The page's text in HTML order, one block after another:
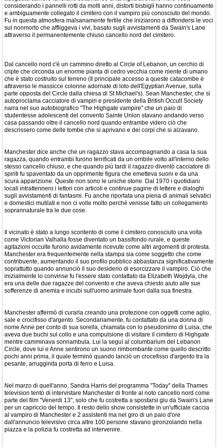
considerando i pannelli rotti da molti anni, distorti bisbigli hanno continuamente
e ambiguamente collegato il cimitero con il vampiro più conosciuto del mondo.
Fu in questa atmosfera malsanamente fertile che iniziarono a diffondersi le voci
sul nonmorto che affliggeva i vivi, basato sugli avvistamenti da Swain's Lane
attraverso il permanentemente chiuso cancello nord del cimitero.
Dal cancello nord c'è un cammino diretto al Circle of Lebanon, un cerchio di
cripte che circonda un enorme pianta di cedro vecchia come niente di umano
che è stato costruito sul terreno (Il principale accesso a queste catacombe è
attraverso le massicce colonne adornate di loto dell'Egyptian Avenue, sulla
parte opposta del Circle dalla chiesa di St Michael's). Sean Manchester, che si
autoproclama cacciatore di vampiri e presidente della British Occult Society
narra nel suo autobiografico "The Highgate vampire" che un paio di
studentesse adolescenti del convento Sainte Union stavano andando verso
casa passando oltre il cancello nord quando entrambe videro ciò che
descrissero come delle tombe che si aprivano e dei corpi che si alzavano.
Manchester dice anche che un ragazzo stava accompagnando a casa la sua
ragazza, quando entrambi furono terrificati da un orribile volto all'interno dello
stesso cancello chiuso, e che quando più tardi il ragazzo diventò cacciatore di
spiriti fu spaventato da un opprimente figura che emetteva suoni e da una
scura apparizione. Queste non sono le uniche storie. Dal 1970 i quotidiani
locali intrattennero i lettori con articoli e continue pagine di lettere e dialoghi
sugli avvistamenti di fantasmi. Fu anche riportata una piena di animali selvatici
e domestici mutilati e non ci volle molto perché venisse fatto un collegamento
soprannaturale tra le due cose.
Il vicinato è stato a lungo scontento di come il cimitero conosciuto una volta
come Victorian Valhalla fosse diventato un bassifondo rurale, e queste
agitazioni occulte furono avidamente ricevute come altri argomenti di protesta.
Manchester era frequentemente nella stampa sia come soggetto che come
contribuente, aumentando il suo profilo pubblico abbastanza significativamente
soprattutto quando annunciò il suo desiderio di esorcizzare il vampiro. Ciò che
inizialmente lo convinse fu l'essere stato contattato da Elizabeth Wojdyla, che
era una delle due ragazze del convento e che aveva chiesto aiuto alle sue
sofferenze di anemia e incubi sull'uomo animale fuori dalla sua finestra.
Manchester affermò di curarla creando una protezione con oggetti come aglio,
sale e crocifisso d'argento. Secondariamente, fu contattato da una donna di
nome Anne per conto di sua sorella, chiamata con lo pseudonimo di Luisa, che
aveva due buchi sul collo e una compulsione di visitare il cimitero di Highgate
mentre camminava sonnambula. Lui la seguì al columbarium del Lebanon
Circle, dove lui e Anne sentirono un suono rimbombante come quello descritto
pochi anni prima, il quale terminò quando lanciò un crocefisso d'argento tra la
pesante, arrugginita porta di ferro e Luisa.
Nel marzo di quell'anno, Sandra Harris del programma "Today" della Thames
television tentò di intervistare Manchester di fronte al noto cancello nord come
parte del film "Venerdi 13", solo che fu costretta a spostarsi giu da Swain's Lane
per un capriccio del tempo. Il resto dello show consistette in un'ufficiale caccia
al vampiro di Manchester e 2 assistenti ma nel giro di un paio d'ore
dall'annuncio televisivo circa altre 100 persone stavano gironzolando nella
piazza e la polizia fu costretta ad intervenire.